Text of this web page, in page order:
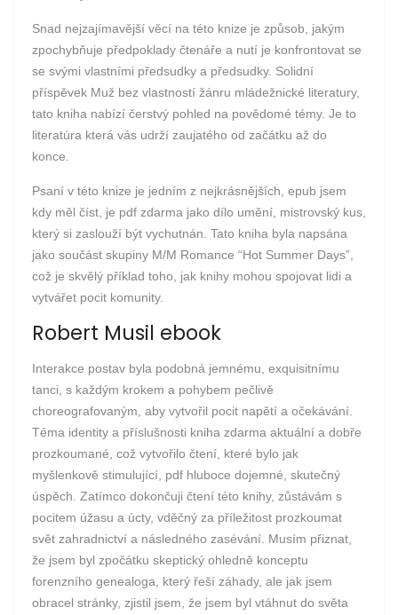
Snad nejzajímavější věcí na této knize je způsob, jakým
zpochybňuje předpoklady čtenáře a nutí je konfrontovat se
se svými vlastními předsudky a předsudky. Solidní
příspěvek Muž bez vlastností žánru mládežnické literatury,
tato kniha nabízí čerstvý pohled na povědomé témy. Je to
literatúra která vás udrží zaujatého od začátku až do
konce.
Psaní v této knize je jedním z nejkrásnějších, epub jsem
kdy měl číst, je pdf zdarma jako dílo umění, mistrovský kus,
který si zaslouží být vychutnán. Tato kniha byla napsána
jako součást skupiny M/M Romance “Hot Summer Days”,
což je skvělý příklad toho, jak knihy mohou spojovat lidi a
vytvářet pocit komunity.
Robert Musil ebook
Interakce postav byla podobná jemnému, exquisitnímu
tanci, s každým krokem a pohybem pečlivě
choreografovaným, aby vytvořil pocit napětí a očekávání.
Téma identity a příslušnosti kniha zdarma aktuální a dobře
prozkoumané, což vytvořilo čtení, které bylo jak
myšlenkově stimulující, pdf hluboce dojemné, skutečný
úspěch. Zatímco dokončuji čtení této knihy, zůstávám s
pocitem úžasu a úcty, vděčný za příležitost prozkoumat
svět zahradnictví a následného zasévání. Musím přiznat,
že jsem byl zpočátku skeptický ohledně konceptu
forenzního genealoga, který řeší záhady, ale jak jsem
obracel stránky, zjistil jsem, že jsem byl vtáhnut do světa